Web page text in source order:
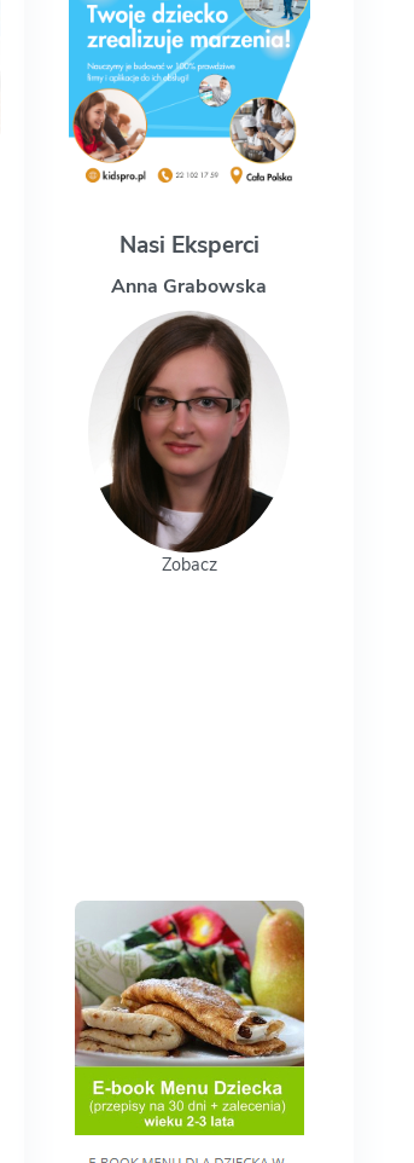
Nasi Eksperci
Grabowska Magdalena